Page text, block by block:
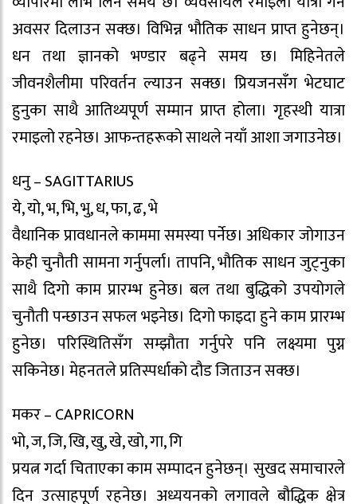
अवसर दिलाउन सक्छ। विभिन्न भौतिक साधन प्राप्त हुनेछन्।
धन तथा ज्ञानको भण्डार बढ्ने समय छ। मिहिनेतले
जीवनशैलीमा परिवर्तन ल्याउन सक्छ। प्रियजनसँग भेटघाट
हुनुका साथै आतिथ्यपूर्ण सम्मान प्राप्त होला। गृहस्थी यात्रा
रमाइलो रहनेछ। आफन्तहरूको साथले नयाँ आशा जगाउनेछ।
धनु – SAGITTARIUS
ये, यो, भ, भि, भु, ध, फा, ढ, भे
वैधानिक प्रावधानले काममा समस्या पर्नेछ। अधिकार जोगाउन
केही चुनौती सामना गर्नुपर्ला। तापनि, भौतिक साधन जुट्नुका
साथै दिगो काम प्रारम्भ हुनेछ। बल तथा बुद्धिको उपयोगले
चुनौती पन्छाउन सफल भइनेछ। दिगो फाइदा हुने काम प्रारम्भ
हुनेछ। परिस्थितिसँग सम्झौता गर्नुपरे पनि लक्ष्यमा पुग्न
सकिनेछ। मेहनतले प्रतिस्पर्धाको दौड जिताउन सक्छ।
मकर – CAPRICORN
भो, ज, जि, खि, खु, खे, खो, गा, गि
प्रयत्न गर्दा चिताएका काम सम्पादन हुनेछन्। सुखद समाचारले
दिन उत्साहपूर्ण रहनेछ। अध्ययनको लगावले बौद्धिक क्षेत्र